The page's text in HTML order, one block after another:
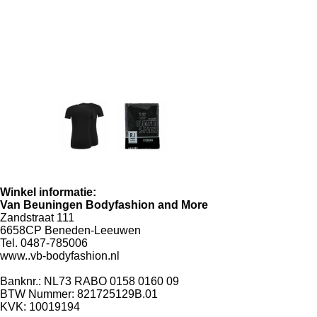
Winkel informatie:
Van Beuningen Bodyfashion and More
Zandstraat 111
6658CP Beneden-Leeuwen
Tel. 0487-785006
www..vb-bodyfashion.nl
Banknr.: NL73 RABO 0158 0160 09
BTW Nummer: 821725129B.01
KVK: 10019194